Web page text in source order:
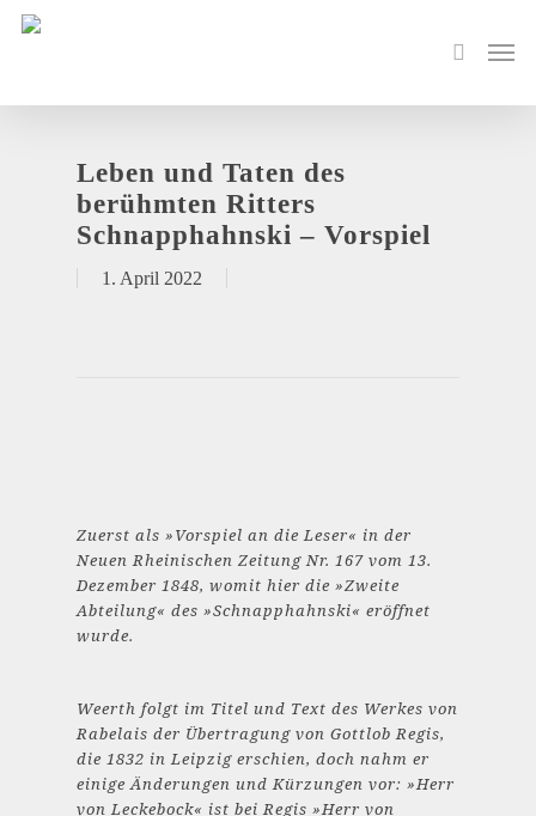
Leben und Taten des
berühmten Ritters
Schnapphahnski – Vorspiel
1. April 2022
Zuerst als »Vorspiel an die Leser« in der
Neuen Rheinischen Zeitung Nr. 167 vom 13.
Dezember 1848, womit hier die »Zweite
Abteilung« des »Schnapphahnski« eröffnet
wurde.
Weerth folgt im Titel und Text des Werkes von
Rabelais der Übertragung von Gottlob Regis,
die 1832 in Leipzig erschien, doch nahm er
einige Änderungen und Kürzungen vor: »Herr
von Leckebock« ist bei Regis »Herr von